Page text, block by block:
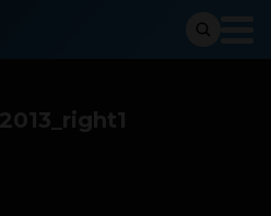
de 2013